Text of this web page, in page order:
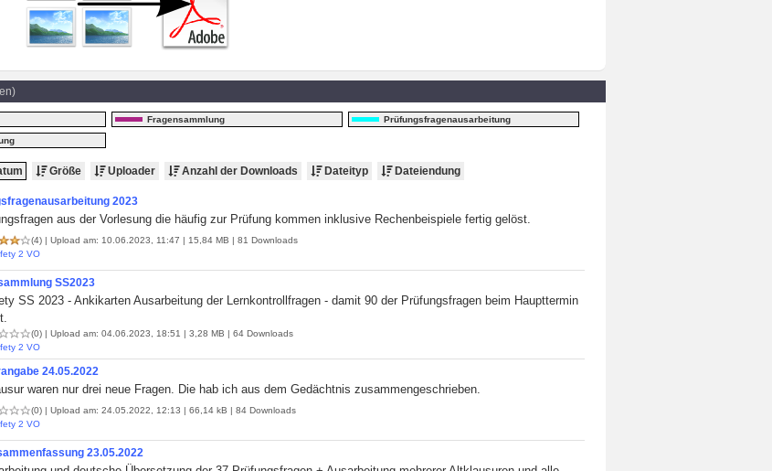
Fragensammlung Prüfungsfragenausarbeitung
Größe Uploader Anzahl der Downloads Dateityp Dateiendung
2023
aus der Vorlesung die häufig zur Prüfung kommen inklusive Rechenbeispiele fertig gelöst.
(4) | Upload am: 10.06.2023, 11:47 | 15,84 MB | 81 Downloads
2 VO
SS2023
SS 2023 - Ankikarten Ausarbeitung der Lernkontrollfragen - damit 90 der Prüfungsfragen beim Haupttermin
(0) | Upload am: 04.06.2023, 18:51 | 3,28 MB | 64 Downloads
2 VO
24.05.2022
waren nur drei neue Fragen. Die hab ich aus dem Gedächtnis zusammengeschrieben.
(0) | Upload am: 24.05.2022, 12:13 | 66,14 kB | 84 Downloads
2 VO
23.05.2022